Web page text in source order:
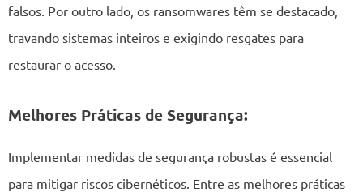
falsos. Por outro lado, os ransomwares têm se destacado,
travando sistemas inteiros e exigindo resgates para
restaurar o acesso.
Melhores Práticas de Segurança:
Implementar medidas de segurança robustas é essencial
para mitigar riscos cibernéticos. Entre as melhores práticas